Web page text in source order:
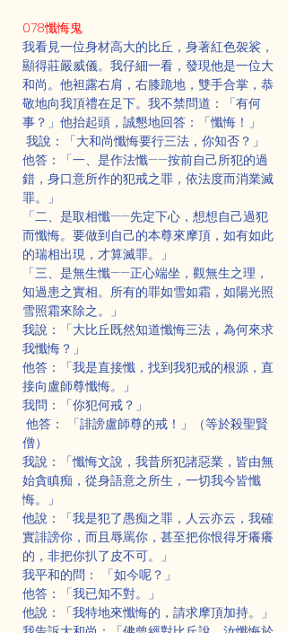
078懺悔鬼
我看見一位身材高大的比丘，身著紅色袈裟，
顯得莊嚴威儀。我仔細一看，發現他是一位大
和尚。他袒露右肩，右膝跪地，雙手合掌，恭
敬地向我頂禮在足下。我不禁問道：「有何
事？」他抬起頭，誠懇地回答：「懺悔！」
我說：「大和尚懺悔要行三法，你知否？」
他答：「一、是作法懺——按前自己所犯的過
錯，身口意所作的犯戒之罪，依法度而消業滅
罪。」
「二、是取相懺——先定下心，想想自己過犯
而懺悔。要做到自己的本尊來摩頂，如有如此
的瑞相出現，才算滅罪。」
「三、是無生懺——正心端坐，觀無生之理，
知過患之實相。所有的罪如雪如霜，如陽光照
雪照霜來除之。」
我說：「大比丘既然知道懺悔三法，為何來求
我懺悔？」
他答：「我是直接懺，找到我犯戒的根源，直
接向盧師尊懺悔。」
我問：「你犯何戒？」
他答： 「誹謗盧師尊的戒！」（等於殺聖賢
僧）
我說：「懺悔文說，我昔所犯諸惡業，皆由無
始貪瞋痴，從身語意之所生，一切我今皆懺
悔。」
他說：「我是犯了愚痴之罪，人云亦云，我確
實誹謗你，而且辱罵你，甚至把你恨得牙癢癢
的，非把你扒了皮不可。」
我平和的問： 「如今呢？」
他答：「我已知不對。」
他說：「我特地來懺悔的，請求摩頂加持。」